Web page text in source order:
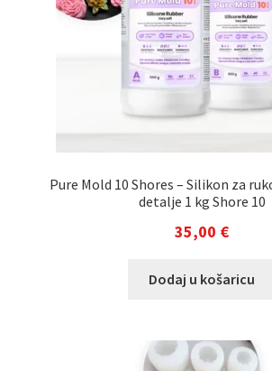
Pure Mold 10 Shores – Silikon za
detalje 1 kg Shore 10
35,00 €
Dodaj u košaricu